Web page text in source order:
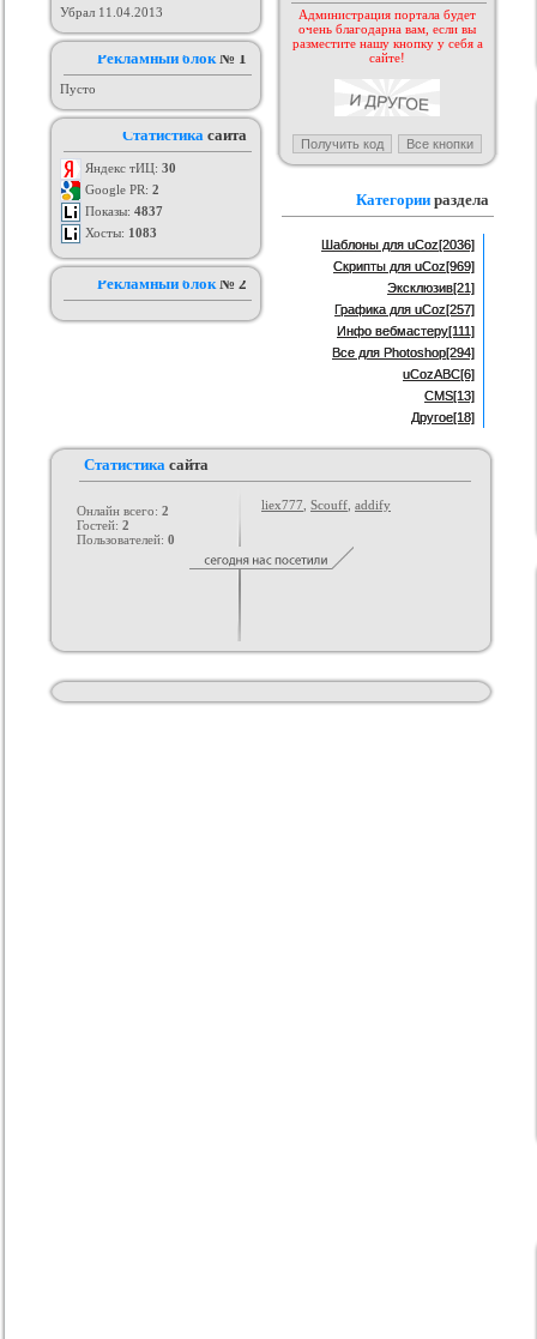
GamingOff
Игровые
РИП шаблона сайта TFiles для
ucoz
Категория :Игровые
Шаблон BsGame для uCoz
Категория :
Убрал 11.04.2013
Рекламный блок№ 1
Пусто
Статистика сайта
Яндекс тИЦ: 30
Google PR: 2
Показы: 4837
Хосты: 1083
Рекламный блок№ 2
Администрация портала будет
очень благодарна вам, если вы
разместите нашу кнопку у себя а
сайте!
Категории раздела
Шаблоны для uCoz[2036]
Скрипты для uCoz[969]
Эксклюзив[21]
Графика для uCoz[257]
Инфо вебмастеру[111]
Все для Photoshop[294]
uCozABC[6]
CMS[13]
Другое[18]
Статистика сайта
Онлайн всего: 2
Гостей: 2
Пользователей: 0
liex777 Scouff addify